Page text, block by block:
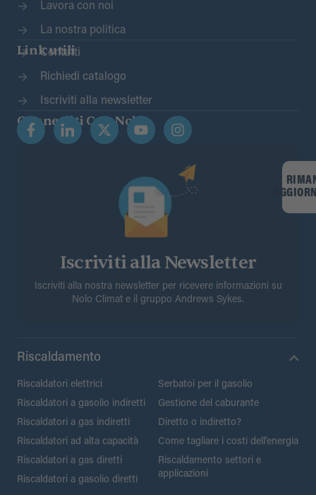
Lavora con noi
La nostra politica
Link utili
Contatti
Richiedi catalogo
Iscriviti alla newsletter
Connettiti Con Noi
Iscriviti alla Newsletter
Iscriviti alla nostra newsletter per ricevere informazioni su
Nolo Climat e il gruppo Andrews Sykes.
Riscaldamento
Riscaldatori elettrici
Riscaldatori a gasolio indiretti
Riscaldatori a gas indiretti
Riscaldatori ad alta capacità
Riscaldatori a gas diretti
Riscaldatori a gasolio diretti
Serbatoi per il gasolio
Gestione del caburante
Diretto o indiretto?
Come tagliare i costi dell’energia
Riscaldamento settori e
applicazioni